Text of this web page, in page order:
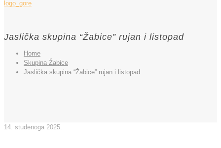
Jaslička skupina “Žabice” rujan i listopad
Home
Skupina Žabice
Jaslička skupina “Žabice” rujan i listopad
14. studenoga 2025.